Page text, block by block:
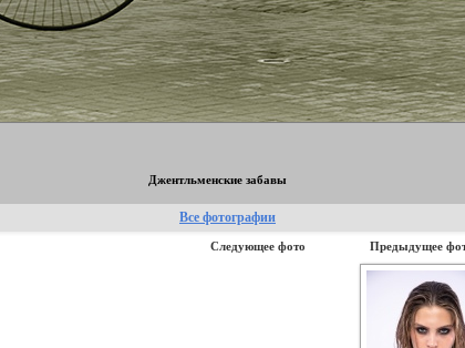
Джентльменские забавы
Все фотографии
Следующее фото Предыдущее